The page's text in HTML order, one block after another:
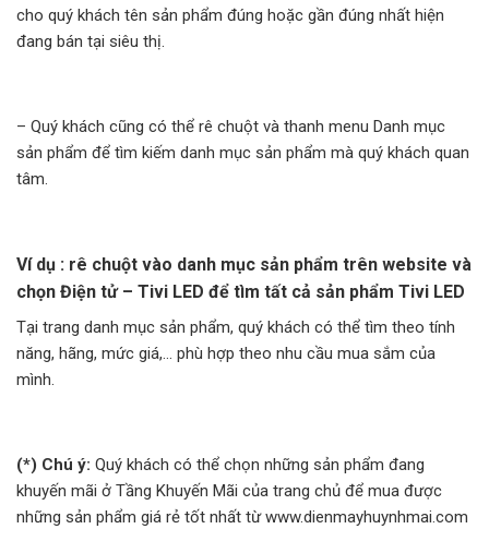
cho quý khách tên sản phẩm đúng hoặc gần đúng nhất hiện
đang bán tại siêu thị.
– Quý khách cũng có thể rê chuột và thanh menu Danh mục
sản phẩm để tìm kiếm danh mục sản phẩm mà quý khách quan
tâm.
Ví dụ : rê chuột vào danh mục sản phẩm trên website và
chọn Điện tử – Tivi LED để tìm tất cả sản phẩm Tivi LED
Tại trang danh mục sản phẩm, quý khách có thể tìm theo tính
năng, hãng, mức giá,… phù hợp theo nhu cầu mua sắm của
mình.
(*) Chú ý: Quý khách có thể chọn những sản phẩm đang
khuyến mãi ở Tầng Khuyến Mãi của trang chủ để mua được
những sản phẩm giá rẻ tốt nhất từwww.dienmayhuynhmai.com